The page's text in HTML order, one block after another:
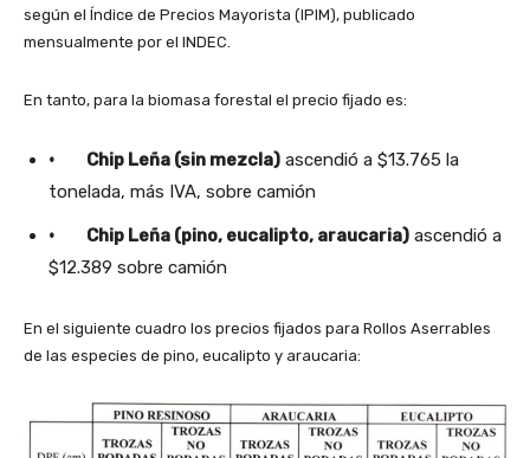
según el Índice de Precios Mayorista (IPIM), publicado
mensualmente por el INDEC.
En tanto, para la biomasa forestal el precio fijado es:
· Chip Leña (sin mezcla) ascendió a $13.765 la
tonelada, más IVA, sobre camión
· Chip Leña (pino, eucalipto, araucaria) ascendió a
$12.389 sobre camión
En el siguiente cuadro los precios fijados para Rollos Aserrables
de las especies de pino, eucalipto y araucaria: